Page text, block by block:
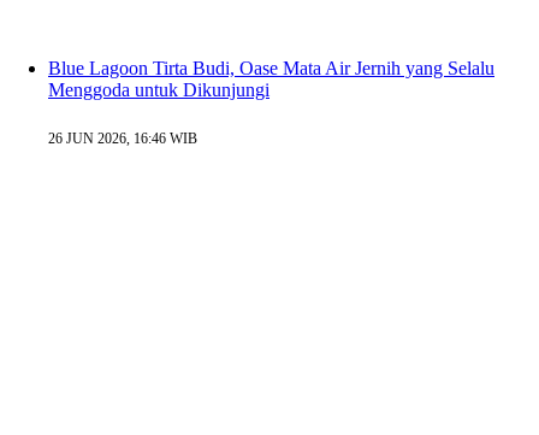
Blue Lagoon Tirta Budi, Oase Mata Air Jernih yang Selalu
Menggoda untuk Dikunjungi
26 JUN 2026, 16:46 WIB